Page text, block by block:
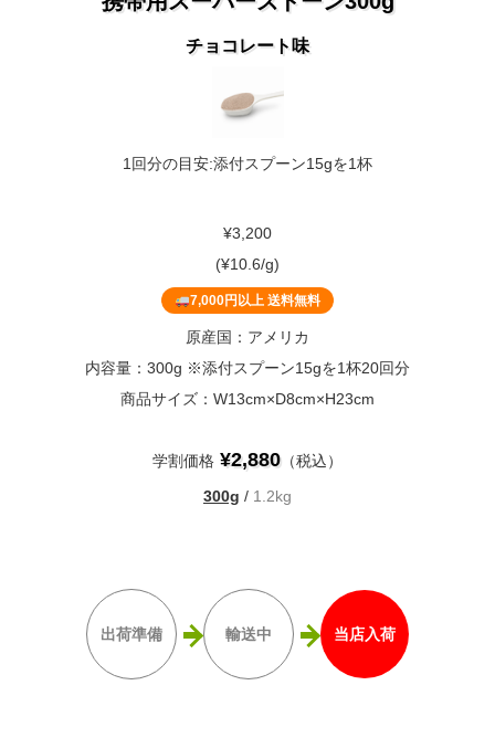
チョコレート味
1回分の目安:添付スプーン15gを1杯
¥3,200
(¥10.6/g)
7,000円以上 送料無料
原産国：アメリカ
内容量：300g ※添付スプーン15gを1杯20回分
商品サイズ：W13cm×D8cm×H23cm
学割価格 ¥2,880（税込）
300g / 1.2kg
出荷準備 輸送中 当店入荷